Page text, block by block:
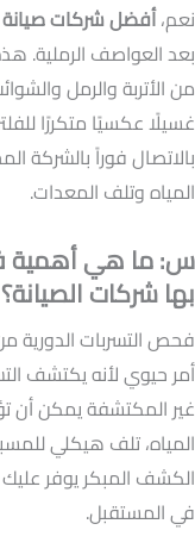
نعم،أفضل شركات صيانة
بعد العواصف الرملية.
من الأتربة والرمل
غسيلًا عكسيًا متكررًا
بالاتصال فوراً بالشركة
المياه وتلف المعدات.
س: ما هي أهمية
بها شركات الصيانة؟
فحص التسربات الدورية
أمر حيوي لأنه يكتشف
غير المكتشفة يمكن أن
المياه، تلف هيكلي
الكشف المبكر يوفر عليك
في المستقبل.